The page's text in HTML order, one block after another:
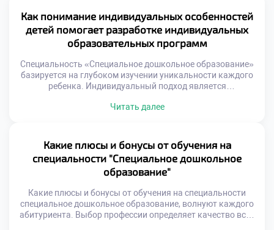
быть безопасной, развивающей и эстетичной
одновременно. Она отражает ценности инклюзии и
уважения к личности. Каждый элемент […]
Как понимание индивидуальных особенностей
детей помогает разработке индивидуальных
образовательных программ
Специальность «Специальное дошкольное образование»
базируется на глубоком изучении уникальности каждого
ребенка. Индивидуальный подход является
понимания особенностей малыша программа остается
в техникум уже сегодня для освоения этого искусства.
Будущие педагоги учатся создавать маршруты развития,
а не шаблоны. Успех коррекции […]
Читать далее
Какие плюсы и бонусы от обучения на
специальности "Специальное дошкольное
образование"
Какие плюсы и бонусы от обучения на специальности
специальное дошкольное образование, волнуют каждого
абитуриента. Выбор профессии определяет качество всей